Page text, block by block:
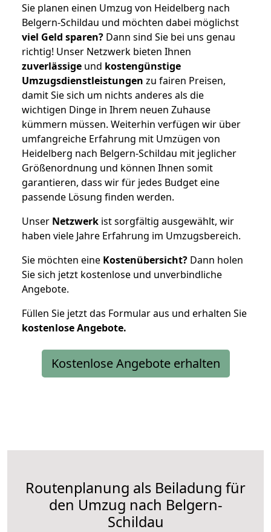
Sie planen einen Umzug von Heidelberg nach
Belgern-Schildau und möchten dabei möglichst
viel Geld sparen? Dann sind Sie bei uns genau
richtig! Unser Netzwerk bieten Ihnen
zuverlässige und kostengünstige
Umzugsdienstleistungen zu fairen Preisen,
damit Sie sich um nichts anderes als die
wichtigen Dinge in Ihrem neuen Zuhause
kümmern müssen. Weiterhin verfügen wir über
umfangreiche Erfahrung mit Umzügen von
Heidelberg nach Belgern-Schildau mit jeglicher
Größenordnung und können Ihnen somit
garantieren, dass wir für jedes Budget eine
passende Lösung finden werden.
Unser Netzwerk ist sorgfältig ausgewählt, wir
haben viele Jahre Erfahrung im Umzugsbereich.
Sie möchten eine Kostenübersicht? Dann holen
Sie sich jetzt kostenlose und unverbindliche
Angebote.
Füllen Sie jetzt das Formular aus und erhalten Sie
kostenloseAngebote.
Kostenlose Angebote erhalten
Routenplanung als Beiladung für
den Umzug nach Belgern-
Schildau